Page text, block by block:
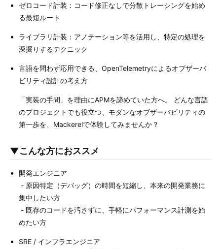
ゼロコード計装：コード修正なしで分散トレーシングを始め
る最短ルート
ライブラリ計装：アノテーション等を活用し、特定の処理を
深掘りするテクニック
言語を問わず応用できる、OpenTelemetryによるオブザーバ
ビリティ設計の考え方
「実装の手間」を理由にAPMを諦めていた方へ。 どんな言語
のプロジェクトでも役立つ、モダンなオブザーバビリティの
第一歩を、Mackerelで体験してみませんか？
▼こんな方におススメ
開発エンジニア
- 原因特定（デバッグ）の時間を短縮し、本来の開発業務に
集中したい方
- 既存のコードを汚さずに、手軽にパフォーマンス計測を始
めたい方
SRE / インフラエンジニア